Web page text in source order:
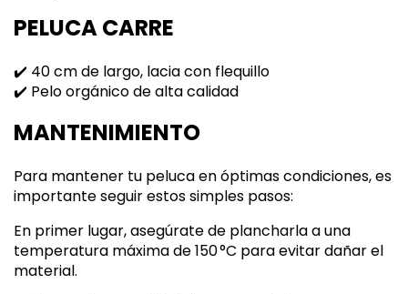
PELUCA CARRE
✔️ 40 cm de largo, lacia con flequillo
✔️ Pelo orgánico de alta calidad
MANTENIMIENTO
Para mantener tu peluca en óptimas condiciones, es
importante seguir estos simples pasos:
En primer lugar, asegúrate de plancharla a una
temperatura máxima de 150 °C para evitar dañar el
material.